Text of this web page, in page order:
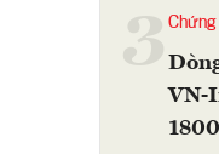
Chứng
VN-